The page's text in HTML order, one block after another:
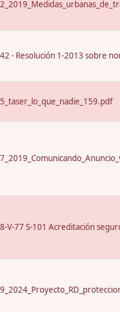
- Resolución 1-2013 sobre
V-77 S-101 Acreditación